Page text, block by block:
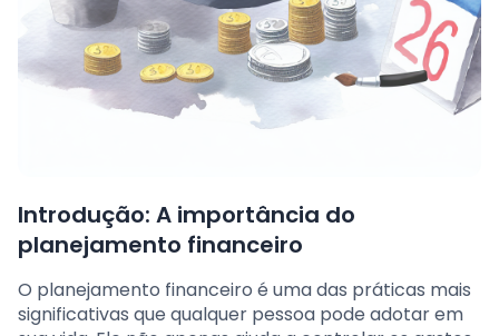
Introdução: A importância do
planejamento financeiro
O planejamento financeiro é uma das práticas mais
significativas que qualquer pessoa pode adotar em